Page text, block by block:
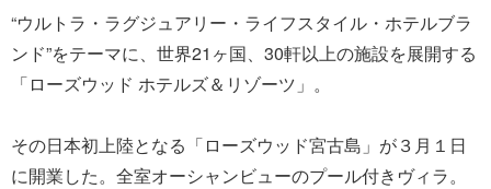
“ウルトラ・ラグジュアリー・ライフスタイル・ホテルブラ
ンド”をテーマに、世界21ヶ国、30軒以上の施設を展開する
「ローズウッド ホテルズ＆リゾーツ」。
その日本初上陸となる「ローズウッド宮古島」が３月１日
に開業した。全室オーシャンビューのプール付きヴィラ。